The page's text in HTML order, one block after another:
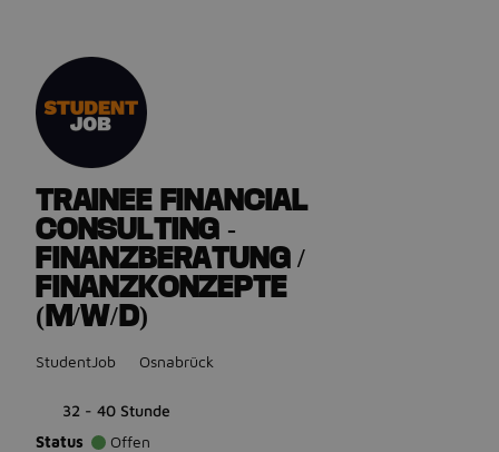
TRAINEE FINANCIAL
CONSULTING -
FINANZBERATUNG /
FINANZKONZEPTE
(M/W/D)
StudentJob Osnabrück
32 - 40 Stunde
Status
Offen